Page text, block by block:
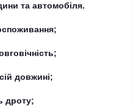
та автомобіля.
довжині;
дроту;